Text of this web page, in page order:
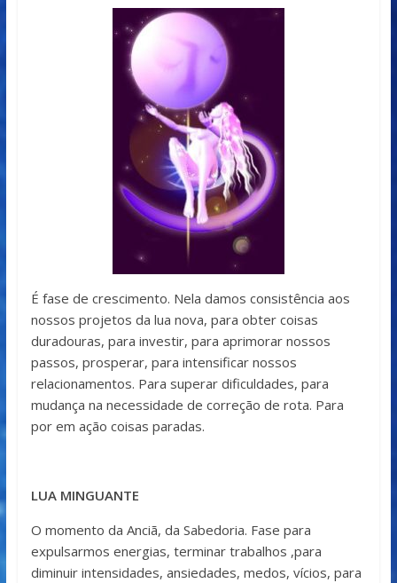
É fase de crescimento. Nela damos consistência aos
nossos projetos da lua nova, para obter coisas
duradouras, para investir, para aprimorar nossos
passos, prosperar, para intensificar nossos
relacionamentos. Para superar dificuldades, para
mudança na necessidade de correção de rota. Para
por em ação coisas paradas.
LUA MINGUANTE
O momento da Anciã, da Sabedoria. Fase para
expulsarmos energias, terminar trabalhos ,para
diminuir intensidades, ansiedades, medos, vícios, para